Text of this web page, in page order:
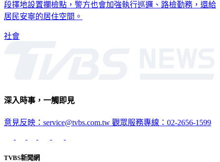
段擇地設置攔檢點，警方也會加強執行巡邏、路檢勤務，還給
居民安寧的居住空間。
社會
深入時事，一觸即見
意見反映：service@tvbs.com.tw 觀眾服務專線：02-2656-1599
TVBS新聞網